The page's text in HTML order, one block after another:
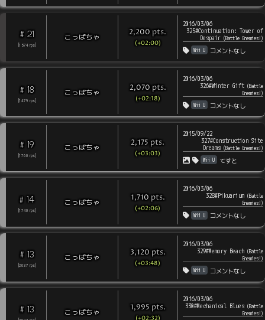
# 21
1574 rps
こっぱちゃ 2,200 pts.
(+02:00)
2016/03/06
325#Continuation: Tower of
Despair(Battle Enemies!)
Wii U
コメントなし
# 18
1479 rps
こっぱちゃ 2,070 pts.
(+02:18)
2016/03/06
326#Winter Gift(Battle
Enemies!)
Wii U
コメントなし
# 19
1760 rps
こっぱちゃ 2,175 pts.
(+03:03)
2015/09/22
327#Construction Site
Dreams(Battle Enemies!)
Wii U
てすと
# 14
1740 rps
こっぱちゃ 1,710 pts.
(+02:06)
2016/03/06
328#Pikuarium(Battle
Enemies!)
Wii U
コメントなし
# 13
2037 rps
こっぱちゃ 3,120 pts.
(+03:48)
2016/03/06
329#Memory Beach(Battle
Enemies!)
Wii U
コメントなし
# 13 こっぱちゃ 1,995 pts.
2016/03/06
330#Mechanical Blues(Battle
Enemies!)